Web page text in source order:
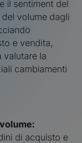
il sentiment del
volume dagli
e vendita,
valutare la
cambiamenti
di acquisto e